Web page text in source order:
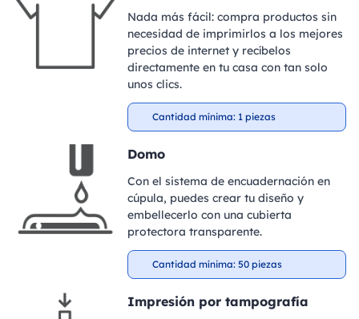
Nada más fácil: compra productos sin
necesidad de imprimirlos a los mejores
precios de internet y recíbelos
directamente en tu casa con tan solo
unos clics.
Cantidad mínima: 1 piezas
Domo
Con el sistema de encuadernación en
cúpula, puedes crear tu diseño y
embellecerlo con una cubierta
protectora transparente.
Cantidad mínima: 50 piezas
Impresión por tampografía